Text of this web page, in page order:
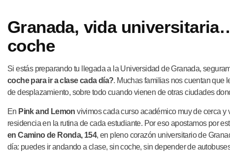
Granada, vida
coche
Si estás preparando tu llegada a la Universidad de Granada,
coche para ir a clase cada día?. Muchas familias nos cuentan que
de desplazamiento, sobre todo cuando vienen de otras ciudades
En Pink and Lemon vivimos cada curso académico muy de cerca
residencia en la rutina de cada estudiante. Por eso apostamos por
en Camino de Ronda, 154, en pleno corazón universitario de
día: puedes ir andando a clase, sin coche, sin depender de